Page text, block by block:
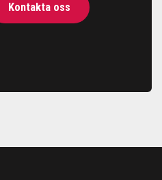
Kontakta oss